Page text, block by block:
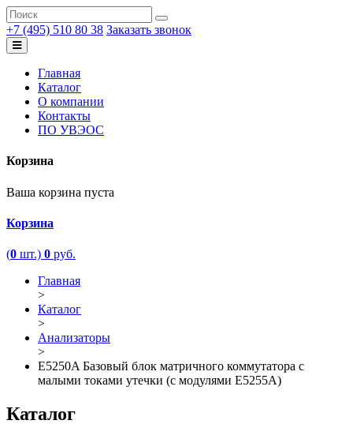
+7 (495) 510 80 38 Заказать звонок
Главная
Каталог
О компании
Контакты
ПО УВЭОС
Корзина
Ваша корзина пуста
Корзина
(0 шт.) 0 руб.
Главная
>
Каталог
>
Анализаторы
>
E5250A Базовый блок матричного коммутатора с
малыми токами утечки (с модулями E5255A)
Каталог